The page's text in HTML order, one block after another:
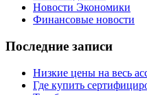
Новости Экономики
Финансовые новости
Последние записи
Низкие цены на весь
Где купить